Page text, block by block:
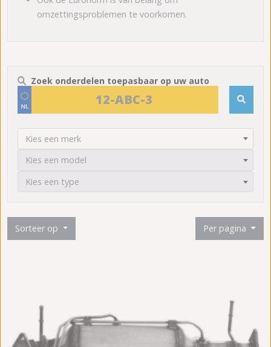
omzettingsproblemen te voorkomen.
Zoek onderdelen toepasbaar op uw auto
Kies een merk
Kies een model
Kies een type
Sorteer op Per pagina